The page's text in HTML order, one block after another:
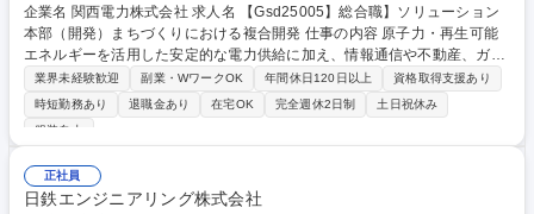
企業名 関西電力株式会社 求人名 【Gsd25005】総合職】ソリューション
本部（開発）まちづくりにおける複合開発 仕事の内容 原子力・再生可能
エネルギーを活用した安定的な電力供給に加え、情報通信や不動産、ガス
事業など多様な事業展開をしている当社にて、「魅力的・持続的なまちづ
くり」を提案する業務に従事して頂きます。 【業務の一例】まちづくりに
関与するデベロッパーやゼネコン、設計事務所、自治体などへエネルギー
ション本部を主軸にエネルギーを含めた様々な事業領域で、都市開発・再
開発のスキルを活かして幹部候補としてのキャリアアップを期待していま
す。 募集職種 【Gsd25005】総合職】ソリューション本部（開発）まち
業界未経験歓迎 副業・WワークOK 年間休日120日以上
資格取得支援あり
時短勤務あり
退職金あり 在宅OK 完全週休2日制
土日祝休み
服装自由
正社員
日鉄エンジニアリング株式会社